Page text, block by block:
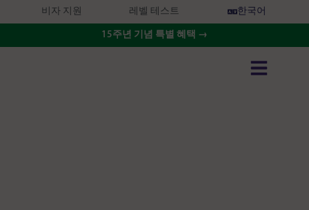
15주년 기념 특별 혜택 →
비자 지원 레벨 테스트 한국어